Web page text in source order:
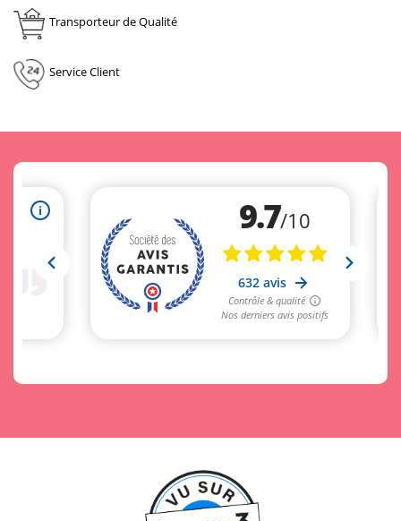
Transporteur de Qualité
Service Client